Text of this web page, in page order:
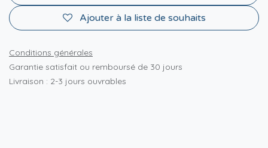
Ajouter à la liste de souhaits
Conditions générales
Garantie satisfait ou remboursé de 30 jours
Livraison : 2-3 jours ouvrables